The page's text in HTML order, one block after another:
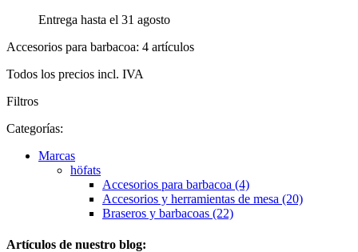
Entrega hasta el 31 agosto
Accesorios para barbacoa: 4 artículos
Todos los precios incl. IVA
Filtros
Categorías:
Marcas
höfats
Accesorios para barbacoa (4)
Accesorios y herramientas de mesa (20)
Braseros y barbacoas (22)
Artículos de nuestro blog: